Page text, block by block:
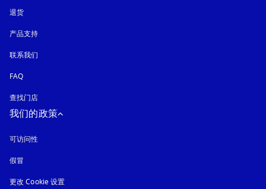
退货
产品支持
联系我们
FAQ
查找门店
我们的政策
可访问性
假冒
更改 Cookie 设置